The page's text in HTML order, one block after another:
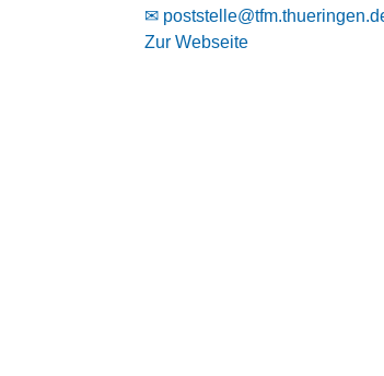
✉
Zur Webseite